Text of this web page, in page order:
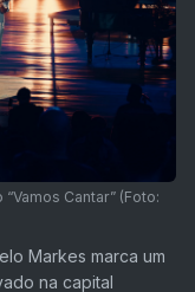
Cantar” (Foto:
Markes marca um
na capital